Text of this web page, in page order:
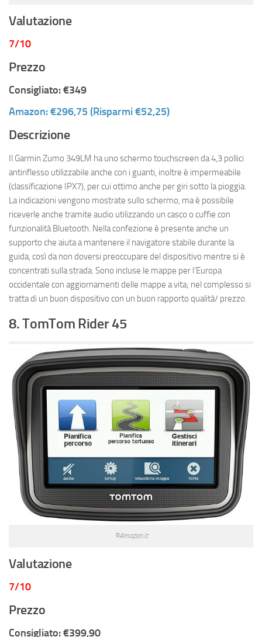
Valutazione
7/10
Prezzo
Consigliato: €349
Amazon: €296,75 (Risparmi €52,25)
Descrizione
Il Garmin Zumo 349LM ha uno schermo touchscreen da 4,3 pollici
antiriflesso utilizzabile anche con i guanti, inoltre è impermeabile
(classificazione IPX7), per cui ottimo anche per giri sotto la pioggia.
La indicazioni vengono mostrate sullo schermo, ma è possibile
riceverle anche tramite audio utilizzando un casco o cuffie con
funzionalità Bluetooth. Nella confezione è presente anche un
supporto che aiuta a mantenere il navigatore stabile durante la
guida, così da non doversi preoccupare del dispositivo mentre si è
concentrati sulla strada. Sono incluse le mappe per l’Europa
occidentale con aggiornamenti delle mappe a vita; nel complesso si
tratta di un buon dispositivo con un buon rapporto qualità/ prezzo.
8. TomTom Rider 45
©Amazon.it
Valutazione
7/10
Prezzo
Consigliato: €399,90